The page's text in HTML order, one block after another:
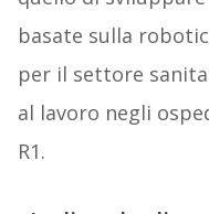
basate sulla
per il settore
al lavoro negli
R1.